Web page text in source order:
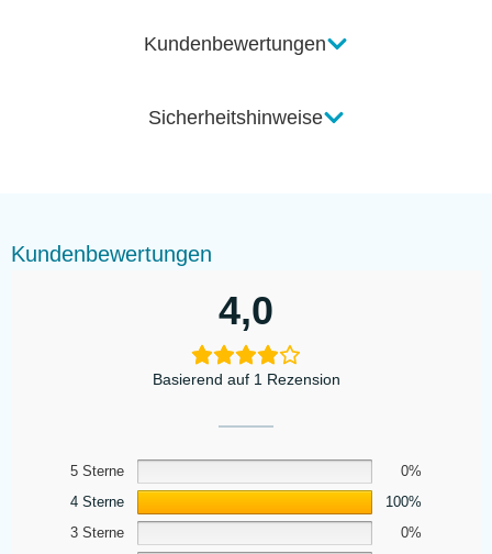
Kundenbewertungen
Sicherheitshinweise
Kundenbewertungen
4,0
Basierend auf 1 Rezension
5 Sterne
0%
4 Sterne
100%
3 Sterne
0%